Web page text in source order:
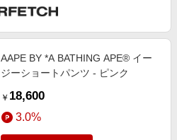
AAPE BY *A BATHING APE® イー
ジーショートパンツ - ピンク
￥ 18,600
3.0%